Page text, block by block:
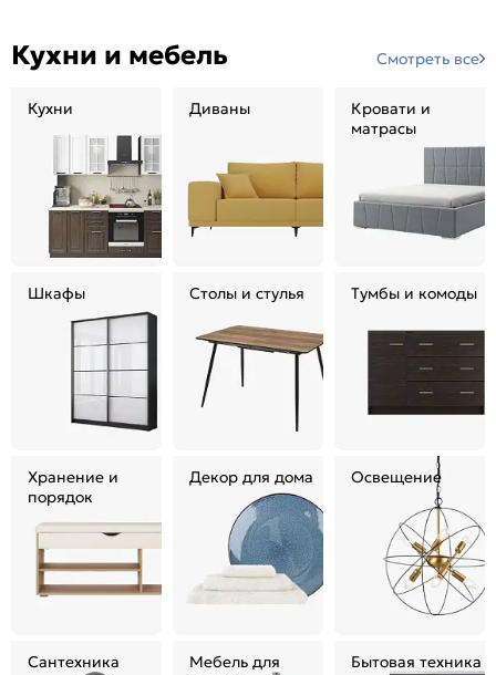
Кухни и мебель Смотреть все
Кухни Диваны
Кровати и
матрасы
Шкафы Столы и стулья Тумбы и комоды
Хранение и
порядок
Декор для дома Освещение
Сантехника
Мебель для
Бытовая техника